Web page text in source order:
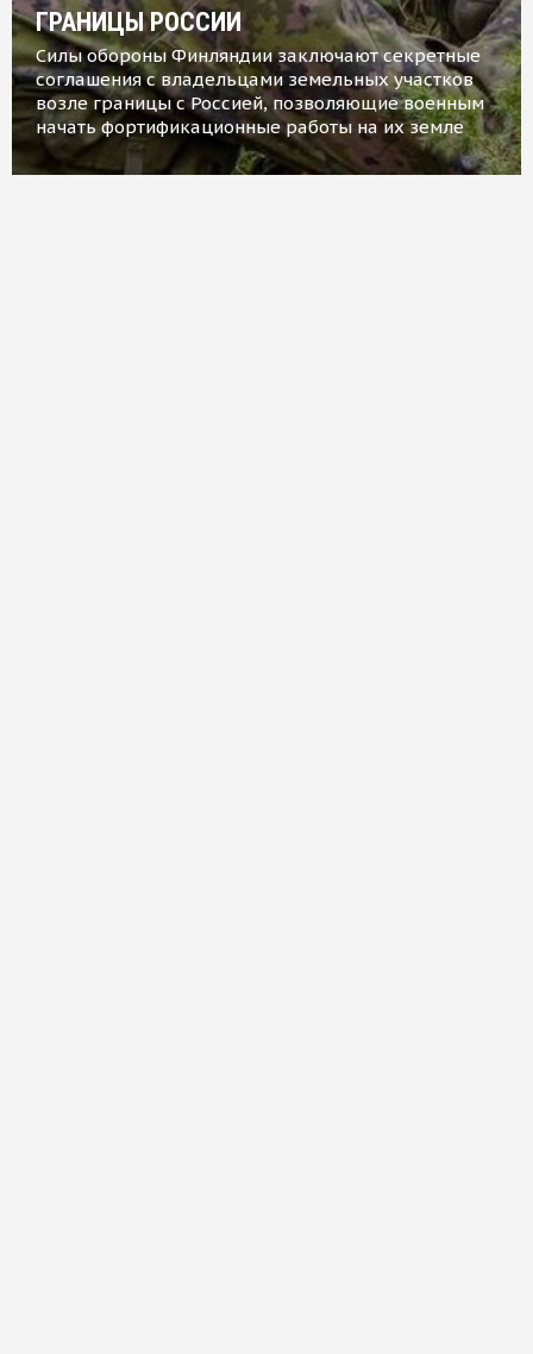
ГРАНИЦЫ РОССИИ
Силы обороны Финляндии заключают секретные
соглашения с владельцами земельных участков
возле границы с Россией, позволяющие военным
начать фортификационные работы на их земле